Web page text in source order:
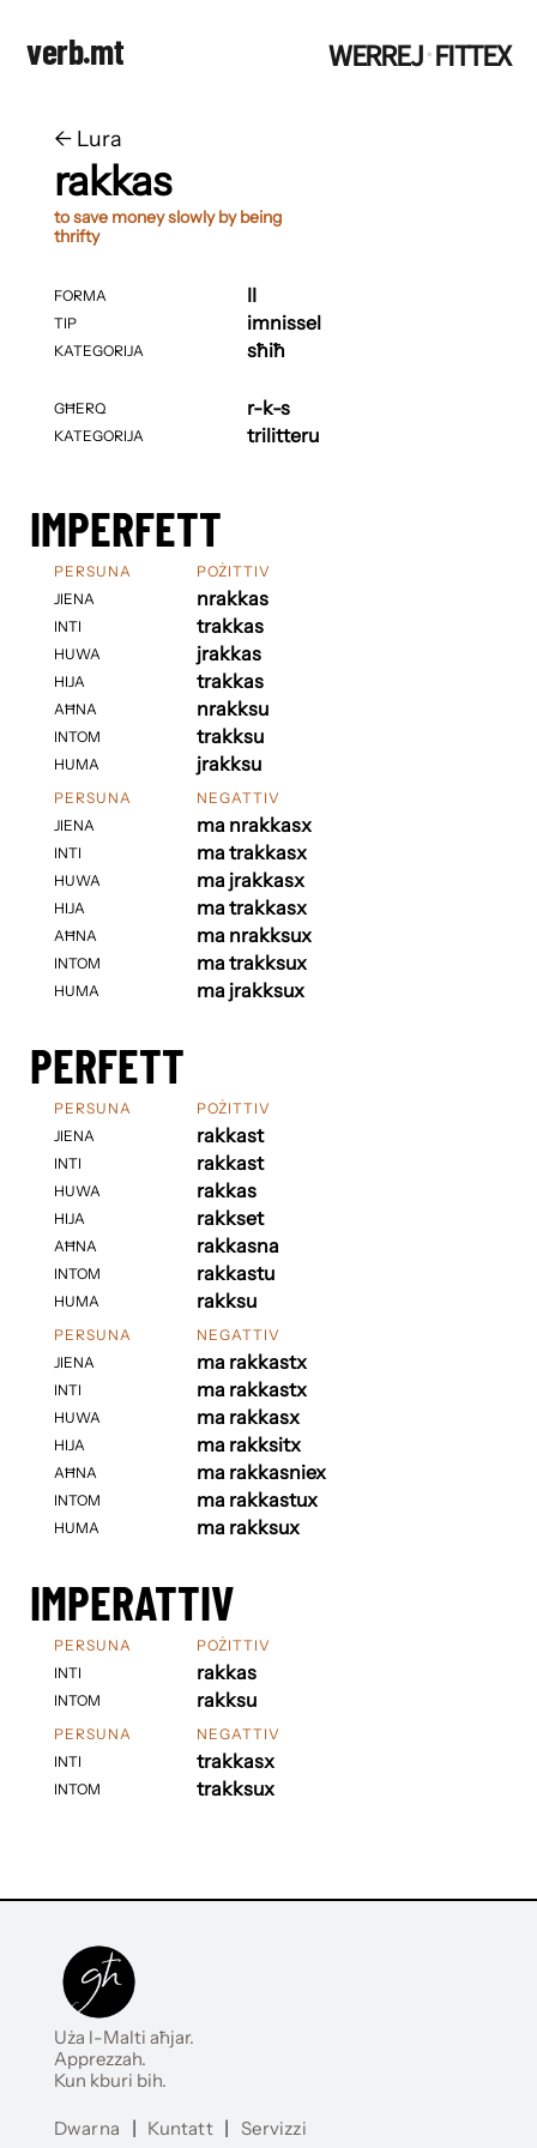
verb.mt WERREJ·FITTEX
← ​​Lura
rakkas
to save money slowly by being
thrifty
FORMA
TIP
KATEGORIJA
GĦERQ
KATEGORIJA
II
imnissel
sħiħ
r-k-s
trilitteru
IMPERFETT
PERSUNA
JIENA
INTI
HUWA
HIJA
AĦNA
INTOM
HUMA
POŻITTIV
nrakkas
trakkas
jrakkas
trakkas
nrakksu
trakksu
jrakksu
PERSUNA
JIENA
INTI
HUWA
HIJA
AĦNA
INTOM
HUMA
NEGATTIV
ma nrakkasx
ma trakkasx
ma jrakkasx
ma trakkasx
ma nrakksux
ma trakksux
ma jrakksux
PERFETT
PERSUNA
JIENA
INTI
HUWA
HIJA
AĦNA
INTOM
HUMA
POŻITTIV
rakkast
rakkast
rakkas
rakkset
rakkasna
rakkastu
rakksu
PERSUNA
JIENA
INTI
HUWA
HIJA
AĦNA
INTOM
HUMA
NEGATTIV
ma rakkastx
ma rakkastx
ma rakkasx
ma rakksitx
ma rakkasniex
ma rakkastux
ma rakksux
IMPERATTIV
PERSUNA
INTI
INTOM
POŻITTIV
rakkas
rakksu
PERSUNA
INTI
INTOM
NEGATTIV
trakkasx
trakksux
Uża l-Malti aħjar.
Apprezzah.
Kun kburi bih.
Dwarna | Kuntatt | Servizzi